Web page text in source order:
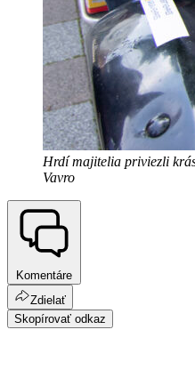
Hrdí majitelia priviezli
Vavro
Komentáre
Zdielať
Skopírovať odkaz